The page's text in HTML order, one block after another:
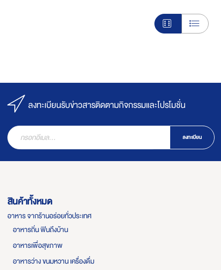
ลงทะเบียนรับข่าวสารติดตามกิจกรรมและโปรโมชั่น
ลงทะเบียน
สินค้าทั้งหมด
อาหาร จากร้านอร่อยทั่วประเทศ
อาหารถิ่น ฟินถึงบ้าน
อาหารเพื่อสุขภาพ
อาหารว่าง ขนมหวาน เครื่องดื่ม